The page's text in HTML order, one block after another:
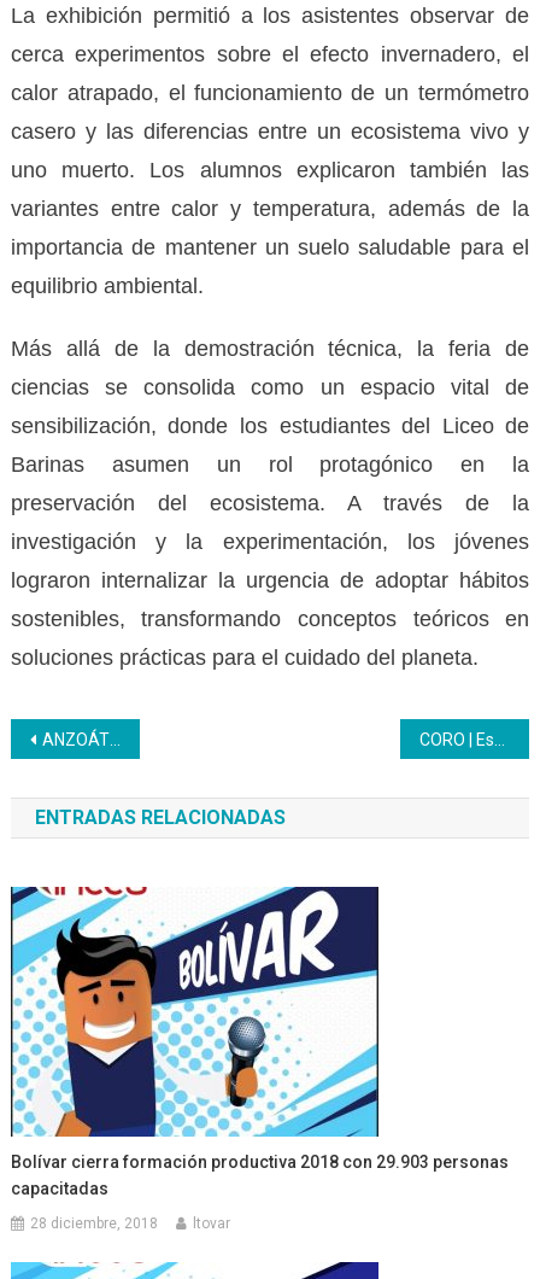
​La exhibición permitió a los asistentes observar de
cerca experimentos sobre el efecto invernadero, el
calor atrapado, el funcionamiento de un termómetro
casero y las diferencias entre un ecosistema vivo y
uno muerto. Los alumnos explicaron también las
variantes entre calor y temperatura, además de la
importancia de mantener un suelo saludable para el
equilibrio ambiental.
​Más allá de la demostración técnica, la feria de
ciencias se consolida como un espacio vital de
sensibilización, donde los estudiantes del Liceo de
Barinas asumen un rol protagónico en la
preservación del ecosistema. A través de la
investigación y la experimentación, los jóvenes
lograron internalizar la urgencia de adoptar hábitos
sostenibles, transformando conceptos teóricos en
soluciones prácticas para el cuidado del planeta.
Navegación
de
entradas
ANZOÁTEGUI | Inces marca hito histórico con la apertura del Bachillerato Productivo en el CFS El Tigre
ENTRADAS RELACIONADAS
Bolívar cierra formación productiva 2018 con 29.903 personas
capacitadas
28 diciembre, 2018 ltovar